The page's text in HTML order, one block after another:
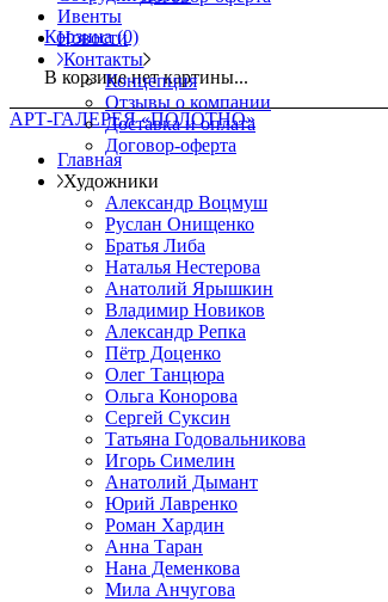
Корзина (0)
В корзине нет картины...
АРТ-ГАЛЕРЕЯ «ПОЛОТНО»
Главная
Художники
Александр Воцмуш
Руслан Онищенко
Братья Либа
Наталья Нестерова
Анатолий Ярышкин
Владимир Новиков
Александр Репка
Пётр Доценко
Олег Танцюра
Ольга Конорова
Сергей Суксин
Татьяна Годовальникова
Игорь Симелин
Анатолий Дымант
Юрий Лавренко
Роман Хардин
Анна Таран
Нана Деменкова
Мила Анчугова
Ивенты
Новости
Контакты
Концепция
Отзывы о компании
Доставка и оплата
Договор-оферта